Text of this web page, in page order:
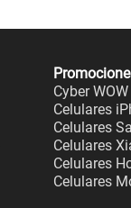
Cyber WOW
Celulares
Celulares
Celulares
Celulares
Celulares